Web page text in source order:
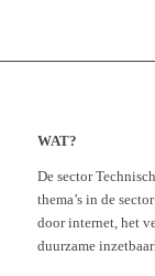
WAT?
De sector
thema’s in de
door internet, het
duurzame